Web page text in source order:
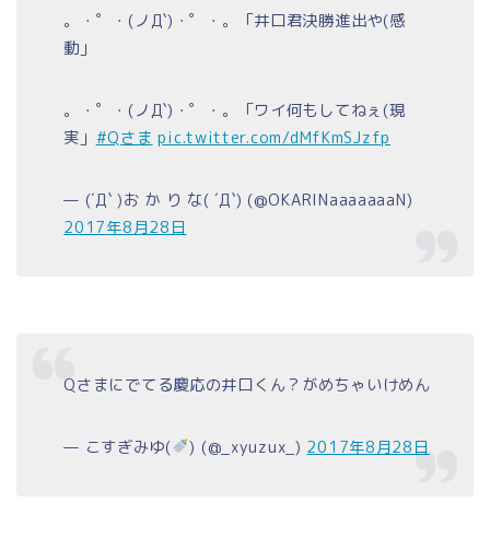
。・゜・(ノД`)・゜・。「井口君決勝進出や(感
動」
。・゜・(ノД`)・゜・。「ワイ何もしてねぇ(現
実」 #Qさま pic.twitter.com/dMfKmSJzfp
— (´Д` )お か り な( ´Д`) (@OKARINaaaaaaaN)
2017年8月28日
Qさまにでてる慶応の井口くん？がめちゃいけめん
— こすぎみゆ( ) (@_xyuzux_) 2017年8月28日